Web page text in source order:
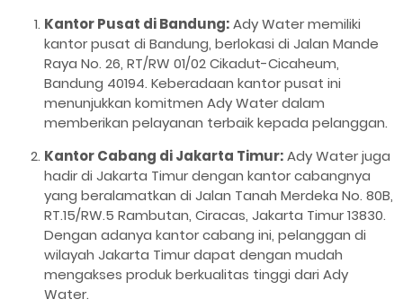
Kantor Pusat di Bandung:Ady Water memiliki
kantor pusat di Bandung, berlokasi di Jalan Mande
Raya No. 26, RT/RW 01/02 Cikadut-Cicaheum,
Bandung 40194. Keberadaan kantor pusat ini
menunjukkan komitmen Ady Water dalam
memberikan pelayanan terbaik kepada pelanggan.
Kantor Cabang di Jakarta Timur:Ady Water juga
hadir di Jakarta Timur dengan kantor cabangnya
yang beralamatkan di Jalan Tanah Merdeka No. 80B,
RT.15/RW.5 Rambutan, Ciracas, Jakarta Timur 13830.
Dengan adanya kantor cabang ini, pelanggan di
wilayah Jakarta Timur dapat dengan mudah
mengakses produk berkualitas tinggi dari Ady
Water.